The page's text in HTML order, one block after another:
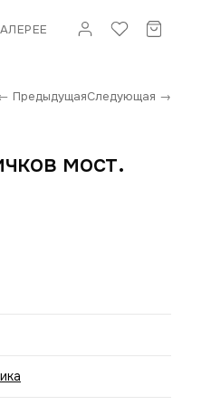
ПредыдущаяСледующая →
мост.